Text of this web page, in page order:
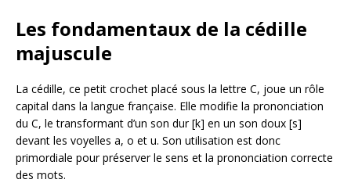
Les fondamentaux de la cédille
majuscule
La cédille, ce petit crochet placé sous la lettre C, joue un rôle
capital dans la langue française. Elle modifie la prononciation
du C, le transformant d’un son dur [k] en un son doux [s]
devant les voyelles a, o et u. Son utilisation est donc
primordiale pour préserver le sens et la prononciation correcte
des mots.